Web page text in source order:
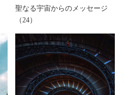
聖なる宇宙からのメッセージ
（24）